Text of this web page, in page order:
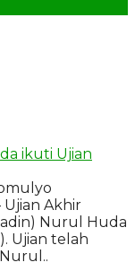
ikuti Ujian
Akhir
Nurul Huda
Ujian telah